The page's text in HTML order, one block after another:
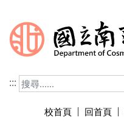
跳到主要內容
:::
校首頁 回首頁